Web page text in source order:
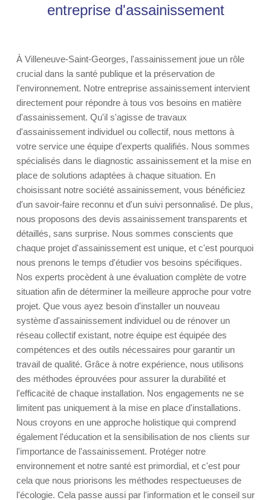
entreprise d'assainissement
À Villeneuve-Saint-Georges, l'assainissement joue un rôle
crucial dans la santé publique et la préservation de
l'environnement. Notre entreprise assainissement intervient
directement pour répondre à tous vos besoins en matière
d'assainissement. Qu'il s'agisse de travaux
d'assainissement individuel ou collectif, nous mettons à
votre service une équipe d'experts qualifiés. Nous sommes
spécialisés dans le diagnostic assainissement et la mise en
place de solutions adaptées à chaque situation. En
choisissant notre société assainissement, vous bénéficiez
d'un savoir-faire reconnu et d'un suivi personnalisé. De plus,
nous proposons des devis assainissement transparents et
détaillés, sans surprise. Nous sommes conscients que
chaque projet d'assainissement est unique, et c'est pourquoi
nous prenons le temps d'étudier vos besoins spécifiques.
Nos experts procèdent à une évaluation complète de votre
situation afin de déterminer la meilleure approche pour votre
projet. Que vous ayez besoin d'installer un nouveau
système d'assainissement individuel ou de rénover un
réseau collectif existant, notre équipe est équipée des
compétences et des outils nécessaires pour garantir un
travail de qualité. Grâce à notre expérience, nous utilisons
des méthodes éprouvées pour assurer la durabilité et
l'efficacité de chaque installation. Nos engagements ne se
limitent pas uniquement à la mise en place d'installations.
Nous croyons en une approche holistique qui comprend
également l'éducation et la sensibilisation de nos clients sur
l'importance de l'assainissement. Protéger notre
environnement et notre santé est primordial, et c'est pour
cela que nous priorisons les méthodes respectueuses de
l'écologie. Cela passe aussi par l'information et le conseil sur